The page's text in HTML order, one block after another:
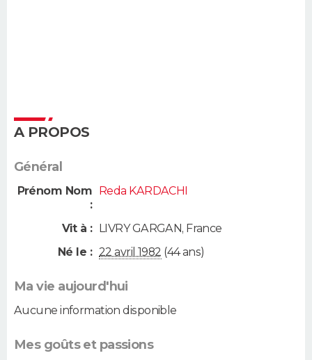
A PROPOS
Général
Prénom Nom
:
Reda KARDACHI
Vit à : LIVRY GARGAN, France
Né le : 22 avril 1982 (44 ans)
Ma vie aujourd'hui
Aucune information disponible
Mes goûts et passions